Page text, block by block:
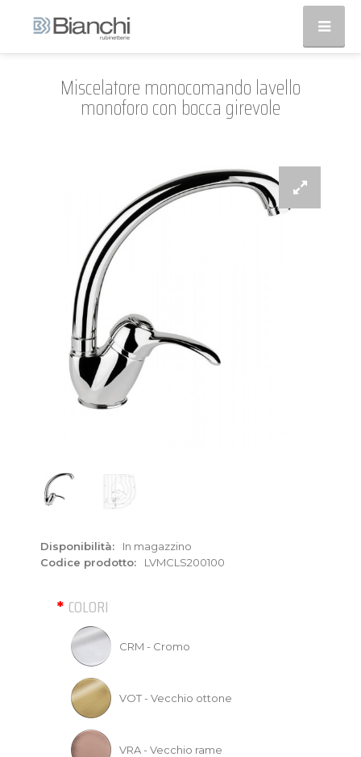
Miscelatore monocomando lavello
monoforo con bocca girevole
Disponibilità:
In magazzino
Codice prodotto:
LVMCLS200100
COLORI
CRM - Cromo
VOT - Vecchio ottone
VRA - Vecchio rame